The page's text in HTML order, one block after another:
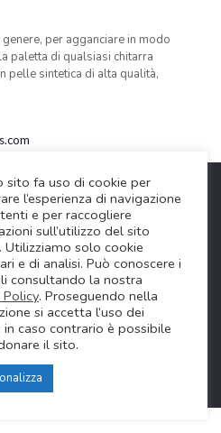
per agganciare in modo
paletta di qualsiasi chitarra
pelle sintetica di alta qualità,
Distribution Srl - P.I.
| Tutti i marchi, i prodotti e i
sono registrati dai legittimi
sono citati solamente al fine
obbligo di preavviso, quindi
dei rispettivi costruttori.
sito fa uso di cookie per
l’esperienza di navigazione
e per raccogliere
sull’utilizzo del sito
Utilizziamo solo cookie
e di analisi. Può conoscere i
consultando la nostra
Policy. Proseguendo nella
si accetta l’uso dei
in caso contrario è possibile
il sito.